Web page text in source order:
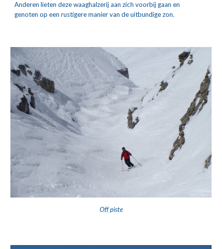
Anderen lieten deze waaghalzerij aan zich voorbij gaan en
genoten op een rustigere manier van de uitbundige zon.
Off piste